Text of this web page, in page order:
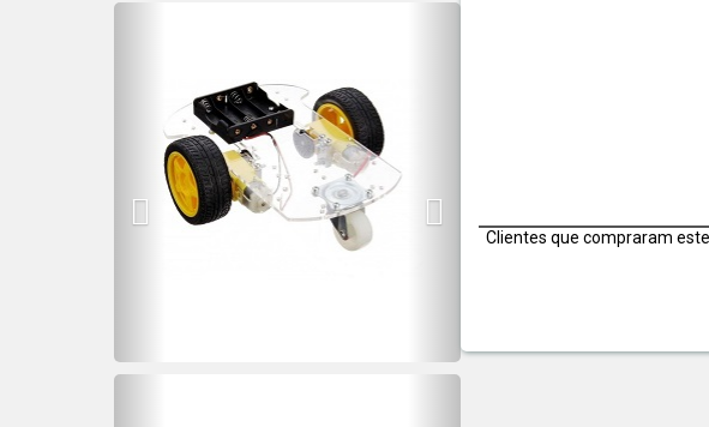
Next
Next
Clientes que compraram